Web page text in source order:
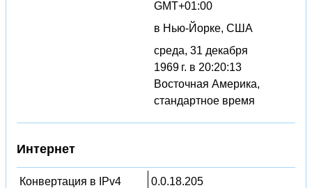
GMT+01:00
в Нью-Йорке, США
среда, 31 декабря
1969 г. в 20:20:13
Восточная Америка,
стандартное время
Интернет
Конвертация в IPv4
0.0.18.205